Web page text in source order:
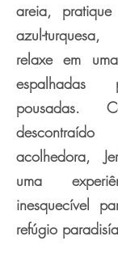
areia,
azul-
relaxe em
espalhadas
pousadas.
acolhedora,
uma
inesquecível
refúgio